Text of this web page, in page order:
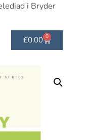
i Bryder
£0.00 0